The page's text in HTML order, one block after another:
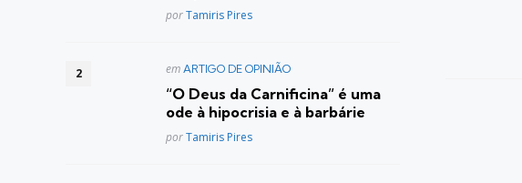
Posted
porTamiris Pires
Postado
em ARTIGO DE OPINIÃO
“O Deus da Carnificina” é uma
ode à hipocrisia e à barbárie
Posted
porTamiris Pires